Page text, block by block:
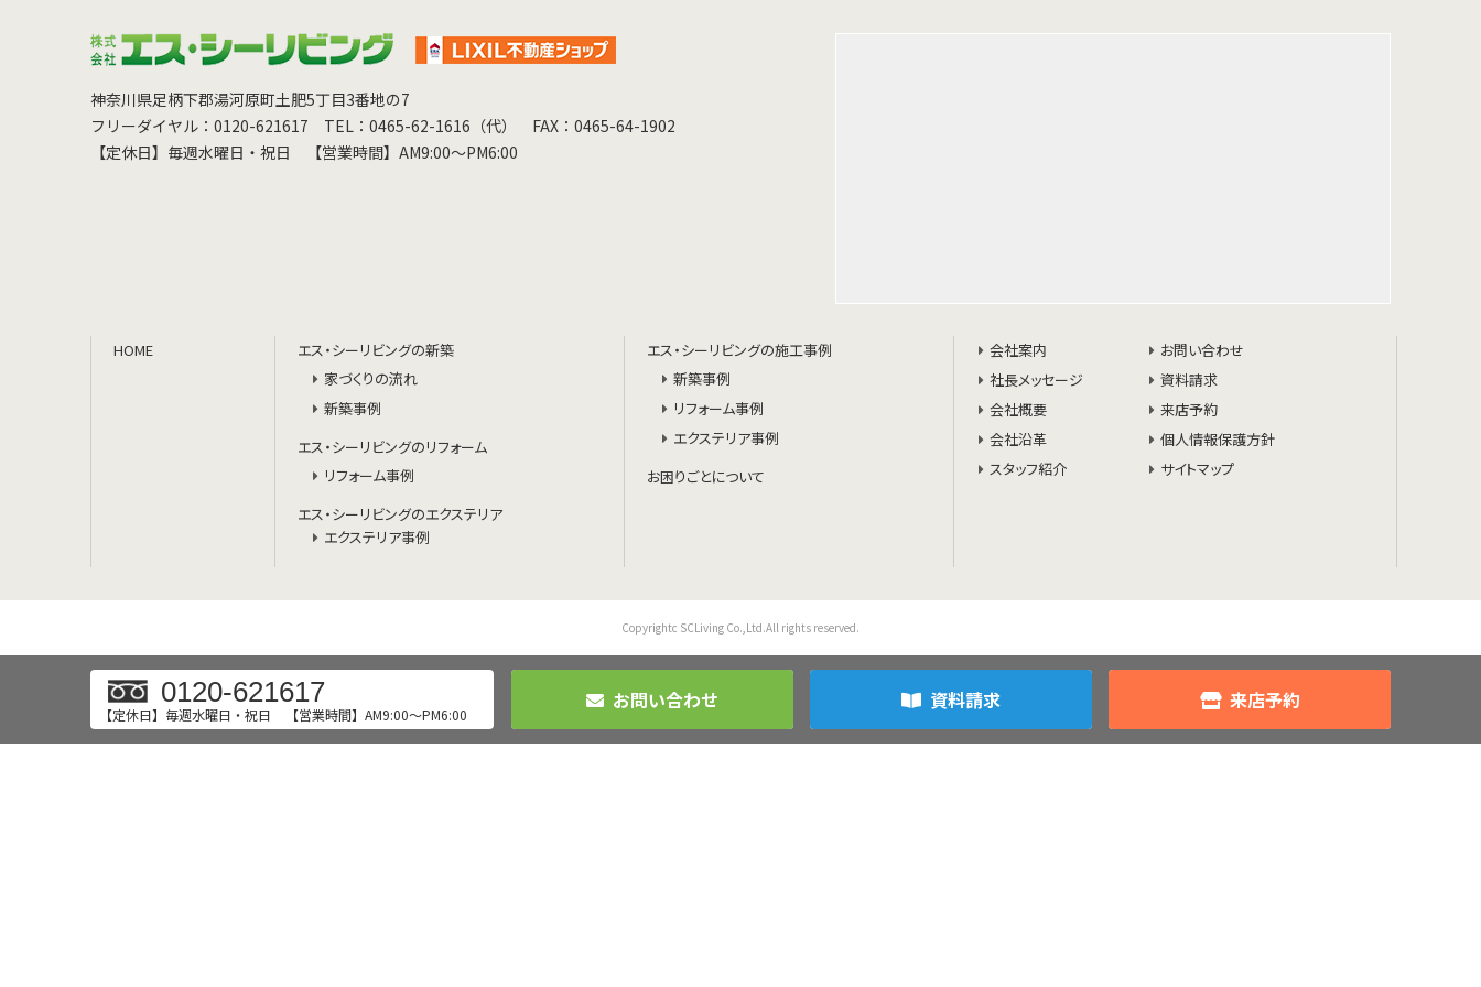
0120-621617
【定休日】毎週水曜日・祝日 【営業時間】AM9:00～PM6:00
お問い合わせ 資料請求 来店予約
神奈川県足柄下郡湯河原町土肥5丁目3番地の7
フリーダイヤル：0120-621617
TEL：0465-62-1616（代）
FAX：0465-64-1902
【定休日】毎週水曜日・祝日
【営業時間】AM9:00～PM6:00
HOME
エス・シーリビングの新築
家づくりの流れ
新築事例
エス・シーリビングのリフォーム
リフォーム事例
エス・シーリビングのエクステリア
エクステリア事例
エス・シーリビングの施工事例
新築事例
リフォーム事例
エクステリア事例
お困りごとについて
会社案内
社長メッセージ
会社概要
会社沿革
スタッフ紹介
お問い合わせ
資料請求
来店予約
個人情報保護方針
サイトマップ
Copyrightc SCLiving Co.,Ltd.All rights reserved.